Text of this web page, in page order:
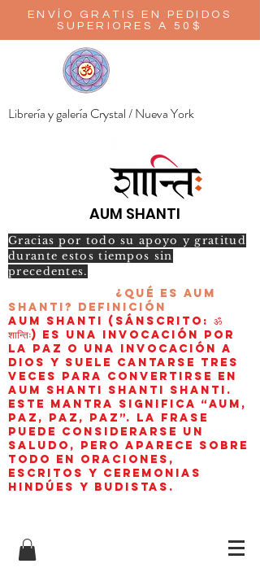
ENVÍO GRATIS EN PEDIDOS
SUPERIORES A 50$
Librería y galería Crystal / Nueva York
AUM SHANTI
Gracias por todo su apoyo y gratitud
durante estos tiempos sin
precedentes.
¿Qué es AUM
Shanti? Definición
AUM Shanti (sánscrito: ॐ
शान्तिः) es una invocación por
la paz o una invocación a
Dios y suele cantarse tres
veces para convertirse en
aum shanti shanti shanti.
Este mantra significa “AUM,
paz, paz, paz”. La frase
puede considerarse un
saludo, pero aparece sobre
todo en oraciones,
escritos y ceremonias
hindúes y budistas.